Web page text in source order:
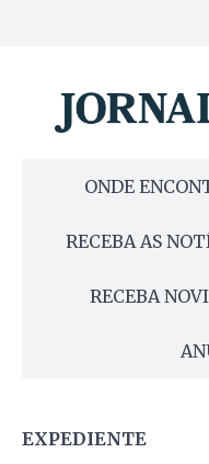
ONDE
RECEBA AS
RECEBA
EXPEDIENTE